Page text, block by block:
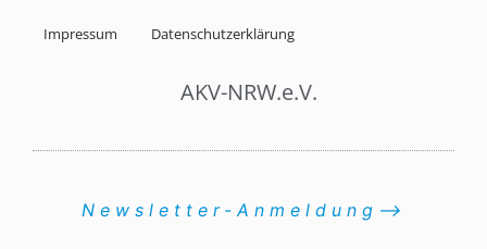
Impressum Datenschutzerklärung
AKV-NRW.e.V.
Newsletter-Anmeldung⟶